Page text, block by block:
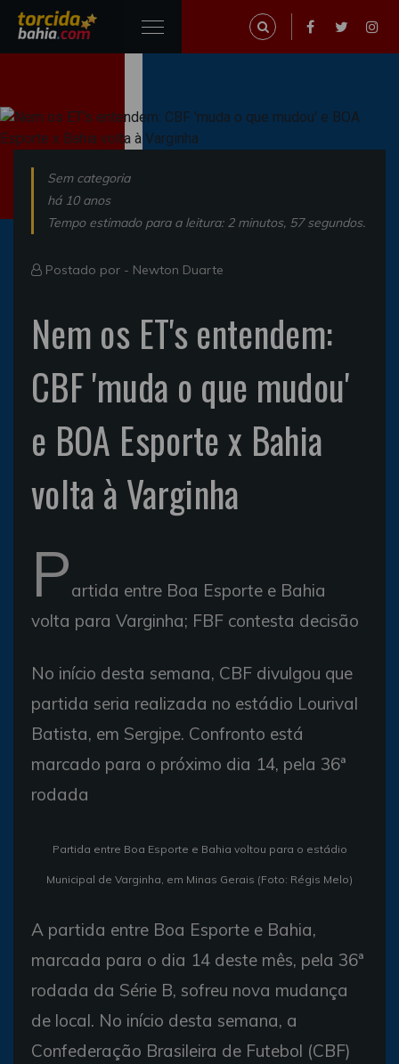
Sem categoria
há 10 anos
Tempo estimado para a leitura: 2 minutos, 57 segundos.
Postado por - Newton Duarte
Nem os ET's entendem:
CBF 'muda o que mudou'
e BOA Esporte x Bahia
volta à Varginha
Partida entre Boa Esporte e Bahia
volta para Varginha; FBF contesta decisão
No início desta semana, CBF divulgou que
partida seria realizada no estádio Lourival
Batista, em Sergipe. Confronto está
marcado para o próximo dia 14, pela 36ª
rodada
Partida entre Boa Esporte e Bahia voltou para o estádio
Municipal de Varginha, em Minas Gerais (Foto: Régis Melo)
A partida entre Boa Esporte e Bahia,
marcada para o dia 14 deste mês, pela 36ª
rodada da Série B, sofreu nova mudança
de local. No início desta semana, a
Confederação Brasileira de Futebol (CBF)